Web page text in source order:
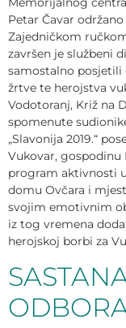
Petar Čavar
Zajedničkom
završen je službeni
samostalno posjetili
žrtve te herojstva
Vodotoranj, Križ na
spomenute
„Slavonija 2019.“
Vukovar, gospodinu
program aktivnosti
domu Ovčara i
svojim emotivnim
iz tog vremena
herojskoj borbi za